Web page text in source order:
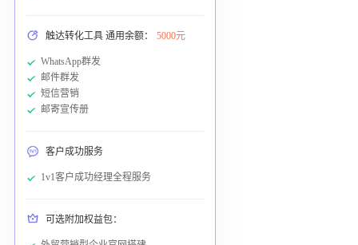
触达转化工具 通用余额： 5000元
WhatsApp群发
邮件群发
短信营销
邮寄宣传册
客户成功服务
1v1客户成功经理全程服务
可选附加权益包：